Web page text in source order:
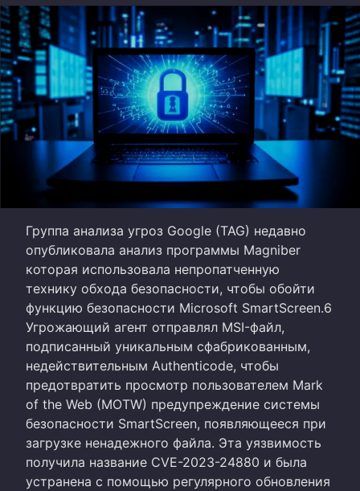
Группа анализа угроз Google (TAG) недавно
опубликовала анализ программы Magniber
которая использовала непропатченную
технику обхода безопасности, чтобы обойти
функцию безопасности Microsoft SmartScreen.6
Угрожающий агент отправлял MSI-файл,
подписанный уникальным сфабрикованным,
недействительным Authenticode, чтобы
предотвратить просмотр пользователем Mark
of the Web (MOTW) предупреждение системы
безопасности SmartScreen, появляющееся при
загрузке ненадежного файла. Эта уязвимость
получила название CVE-2023-24880 и была
устранена с помощью регулярного обновления